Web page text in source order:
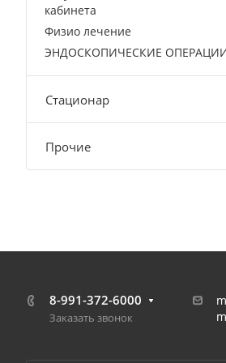
кабинета
Физио лечение
ЭНДОСКОПИЧЕСКИЕ
Стационар
Прочие
8-991-372-6000
Заказать звонок